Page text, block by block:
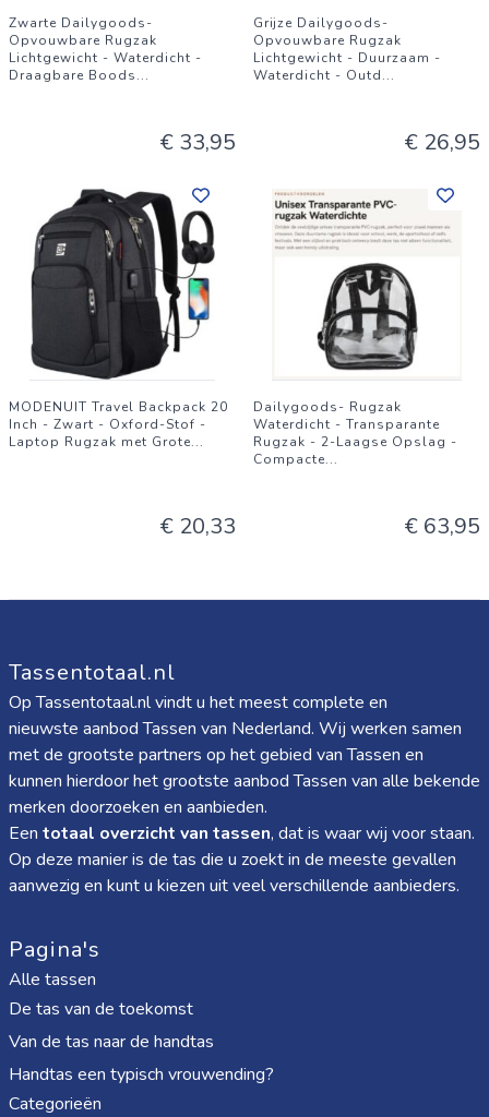
Zwarte Dailygoods-
Opvouwbare Rugzak
Lichtgewicht - Waterdicht -
Draagbare Boods...
€ 33,95
Grijze Dailygoods-
Opvouwbare Rugzak
Lichtgewicht - Duurzaam -
Waterdicht - Outd...
€ 26,95
MODENUIT Travel Backpack 20
Inch - Zwart - Oxford-Stof -
Laptop Rugzak met Grote...
€ 20,33
Dailygoods- Rugzak
Waterdicht - Transparante
Rugzak - 2-Laagse Opslag -
Compacte...
€ 63,95
Tassentotaal.nl
Op Tassentotaal.nl vindt u het meest complete en
nieuwste aanbod Tassen van Nederland. Wij werken samen
met de grootste partners op het gebied van Tassen en
kunnen hierdoor het grootste aanbod Tassen van alle bekende
merken doorzoeken en aanbieden.
Een totaal overzicht van tassen, dat is waar wij voor staan.
Op deze manier is de tas die u zoekt in de meeste gevallen
aanwezig en kunt u kiezen uit veel verschillende aanbieders.
Pagina's
Alle tassen
De tas van de toekomst
Van de tas naar de handtas
Handtas een typisch vrouwending?
Categorieën